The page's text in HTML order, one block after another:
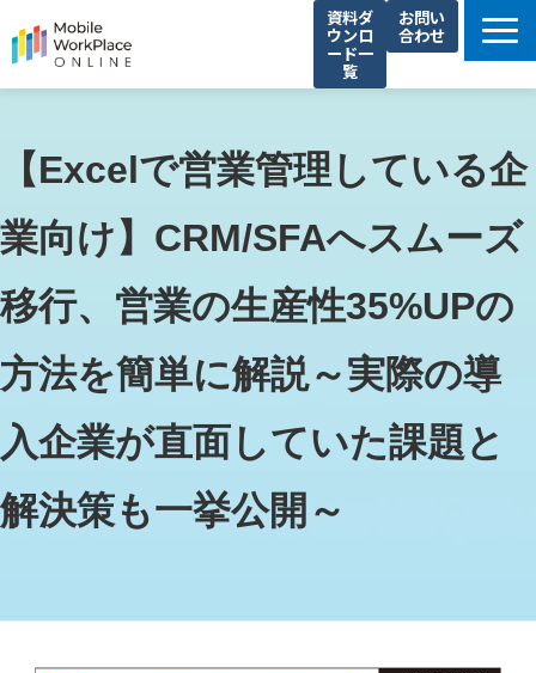
資料ダ
ウンロ
ード一
覧
お問い
合わせ
解決できる課題
コネクシオの強み
導入事例
法人携帯お役立ち情報
セミナー・イベント情報
運営会社
【Excelで営業管理している企
業向け】CRM/SFAへスムーズ
移行、営業の生産性35%UPの
方法を簡単に解説～実際の導
入企業が直面していた課題と
解決策も一挙公開～